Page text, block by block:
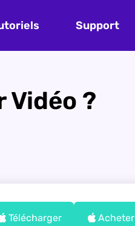
Support
?
Télécharger Acheter